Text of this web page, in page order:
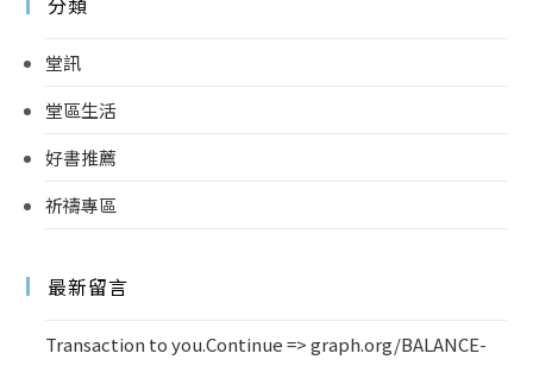
堂訊
堂區生活
好書推薦
祈禱專區
最新留言
Transaction to you.Continue => graph.org/BALANCE-